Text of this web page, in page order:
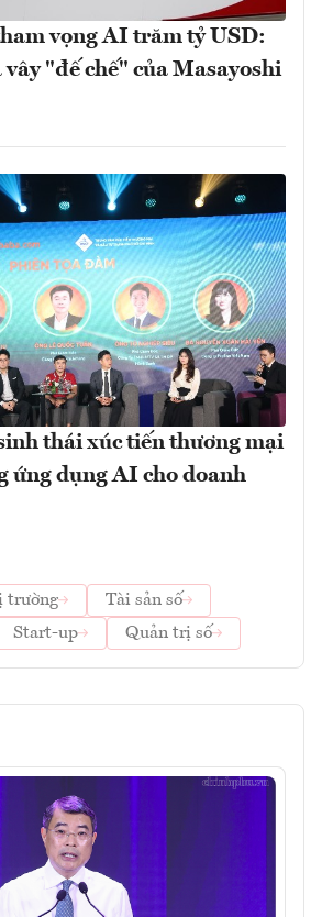
vọng AI trăm tỷ USD:
"đế chế" của Masayoshi
thái xúc tiến thương mại
ứng dụng AI cho doanh
trường
Tài sản số
Start-up Quản trị số